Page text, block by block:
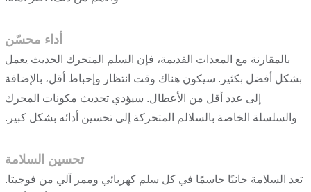
أداء محسّن
بالمقارنة مع المعدات القديمة، فإن السلم المتحرك الحديث يعمل
بشكل أفضل بكثير. سيكون هناك وقت انتظار وإحباط أقل، بالإضافة
إلى عدد أقل من الأعطال. سيؤدي تحديث مكونات المحرك
والسلسلة الخاصة بالسلالم المتحركة إلى تحسين أدائه بشكل كبير.
تحسين السلامة
تعد السلامة جانبًا حاسمًا في كل سلم كهربائي وممر آلي من فوجيتا.